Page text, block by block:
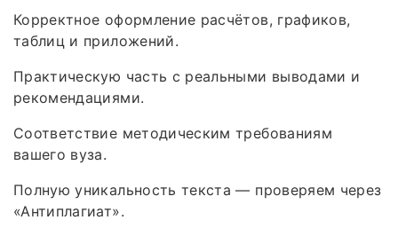
Корректное оформление расчётов, графиков,
таблиц и приложений.
Практическую часть с реальными выводами и
рекомендациями.
Соответствие методическим требованиям
вашего вуза.
Полную уникальность текста — проверяем через
«Антиплагиат».